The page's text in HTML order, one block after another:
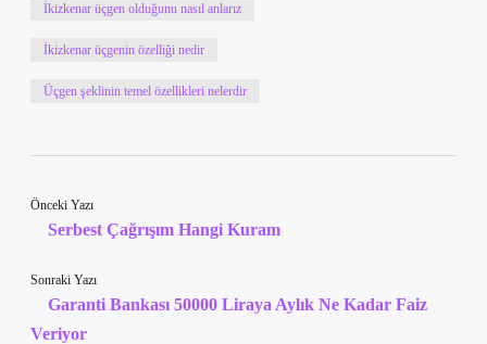
İkizkenar üçgen olduğunu nasıl anlarız
İkizkenar üçgenin özelliği nedir
Üçgen şeklinin temel özellikleri nelerdir
Önceki Yazı
Serbest Çağrışım Hangi Kuram
Sonraki Yazı
Garanti Bankası 50000 Liraya Aylık Ne Kadar Faiz
Veriyor